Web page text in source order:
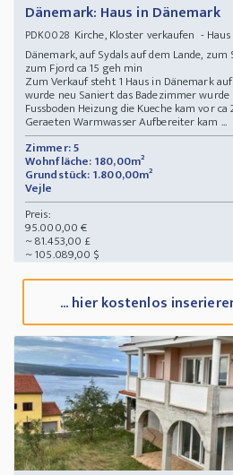
Dänemark: Haus in Dänemark
PDK0028Kirche, Kloster verkaufen -
Dänemark, auf Sydals auf dem Lande,
zum Fjord ca 15 geh min
Zum Verkauf steht 1 Haus in Dänemark
wurde neu Saniert das Badezimmer
Fussboden Heizung die Kueche kam vor
Geraeten Warmwasser Aufbereiter kam ...
Zimmer: 5
Wohnfläche: 180,00m²
Grundstück: 1.800,00m²
Vejle
Preis:
95.000,00 €
~ 81.453,00 £
~ 105.089,00 $
... hier kostenlos